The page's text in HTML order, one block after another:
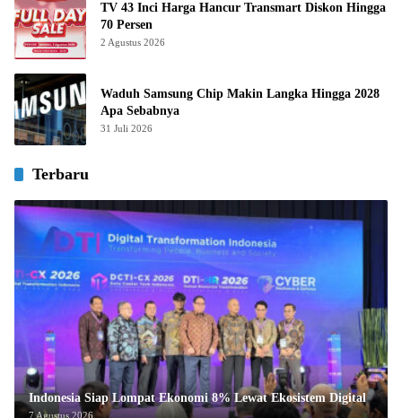
TV 43 Inci Harga Hancur Transmart Diskon Hingga
70 Persen
2 Agustus 2026
Waduh Samsung Chip Makin Langka Hingga 2028
Apa Sebabnya
31 Juli 2026
Terbaru
Indonesia Siap Lompat Ekonomi 8% Lewat Ekosistem Digital
7 Agustus 2026